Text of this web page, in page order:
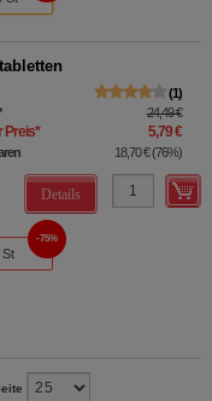
1
24,49 €
Preis* 5,79 €
18,70 €(76%)
Details
St
75%